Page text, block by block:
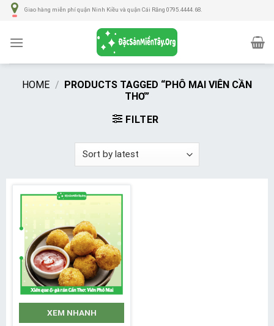
Giao hàng miễn phí quận Ninh Kiều và quận Cái Răng 0795.4444.68.
HOME / PRODUCTS TAGGED “PHÔ MAI VIÊN CẦN
THƠ”
FILTER
XEM NHANH